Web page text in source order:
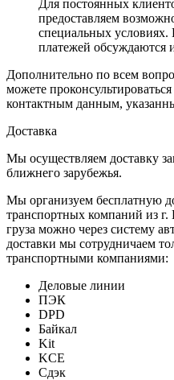
Для постоянных
предоставляем
специальных условиях.
платежей обсуждаются
Дополнительно по всем
можете
контактным данным,
Доставка
Мы осуществляем доставку
ближнего зарубежья.
Мы организуем бесплатную
транспортных компаний из г.
груза можно через систему
доставки мы сотрудничаем
транспортными компаниями:
Деловые линии
ПЭК
DPD
Байкал
Kit
KCE
Сдэк